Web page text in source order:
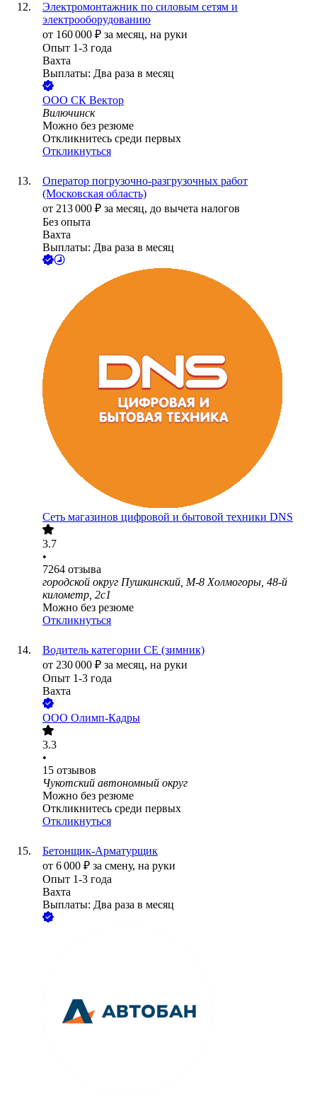
Электромонтажник по силовым сетям и
электрооборудованию
от 160 000 ₽ за месяц, на руки
Опыт 1-3 года
Вахта
Выплаты: Два раза в месяц
ООО СК Вектор
Вилючинск
Можно без резюме
Откликнитесь среди первых
Откликнуться
Оператор погрузочно-разгрузочных работ
(Московская область)
от 213 000 ₽ за месяц, до вычета налогов
Без опыта
Вахта
Выплаты: Два раза в месяц
Сеть магазинов цифровой и бытовой техники DNS
3.7
•
7264 отзыва
городской округ Пушкинский, М-8 Холмогоры, 48-й
километр, 2с1
Можно без резюме
Откликнуться
Водитель категории СЕ (зимник)
от 230 000 ₽ за месяц, на руки
Опыт 1-3 года
Вахта
ООО Олимп-Кадры
3.3
•
15 отзывов
Чукотский автономный округ
Можно без резюме
Откликнитесь среди первых
Откликнуться
Бетонщик-Арматурщик
от 6 000 ₽ за смену, на руки
Опыт 1-3 года
Вахта
Выплаты: Два раза в месяц